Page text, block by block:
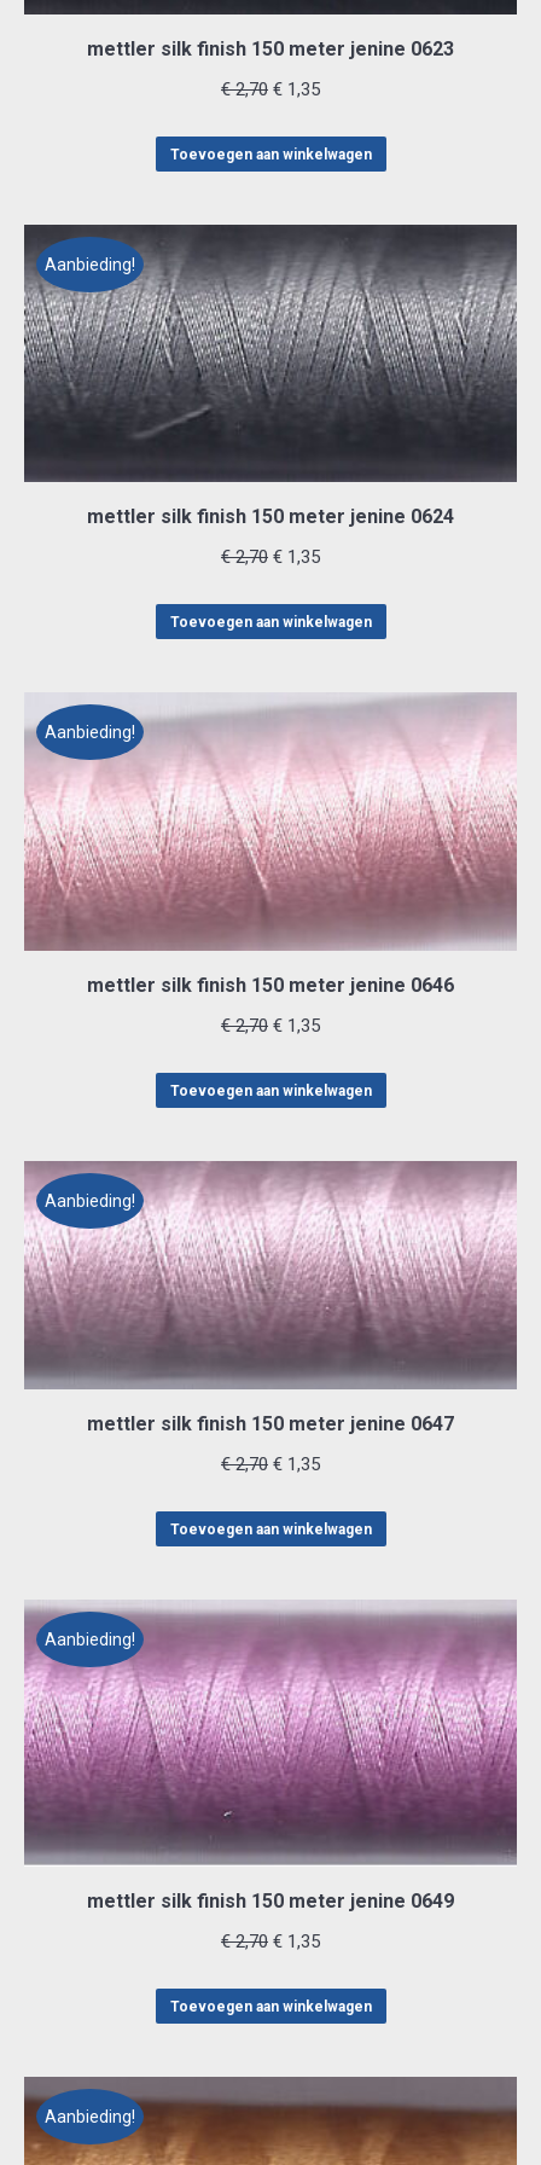
mettler silk finish 150 meter jenine 0623
€2,70 Oorspronkelijke
was:
€ 1,35Huidige
is:
Toevoegen aan winkelwagen
Aanbieding!
mettler silk finish 150 meter jenine 0624
€2,70 Oorspronkelijke
was:
€ 1,35Huidige
is:
Toevoegen aan winkelwagen
Aanbieding!
mettler silk finish 150 meter jenine 0646
€2,70 Oorspronkelijke
was:
€ 1,35Huidige
is:
Toevoegen aan winkelwagen
Aanbieding!
mettler silk finish 150 meter jenine 0647
€2,70 Oorspronkelijke
was:
€ 1,35Huidige
is:
Toevoegen aan winkelwagen
Aanbieding!
mettler silk finish 150 meter jenine 0649
€2,70 Oorspronkelijke
was:
€ 1,35Huidige
is:
Toevoegen aan winkelwagen
Aanbieding!